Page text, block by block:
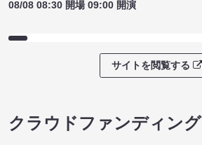
08/08 08:30 開場 09:00 開演
サイトを閲覧する
クラウドファンディング